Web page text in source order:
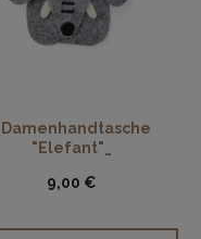
_Damenhandtasche
"Elefant"_
9,00 €